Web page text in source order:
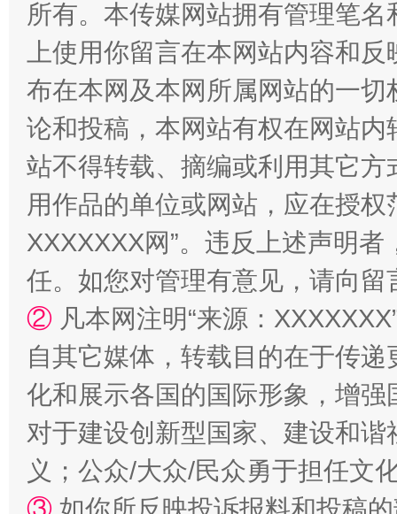
国家大学科技园优化重塑工作
所有。本传媒网站拥有管理笔
上使用你留言在本网站内容和
布在本网及本网所属网站的一
论和投稿，本网站有权在网站
站不得转载、摘编或利用其它
用作品的单位或网站，应在授
XXXXXXX网”。违反上述声明
任。如您对管理有意见，请向
② 凡本网注明“来源：
自其它媒体，转载目的在于传
化和展示各国的国际形象，增
对于建设创新型国家、建设和
义；公众/大众/民众勇于担任文